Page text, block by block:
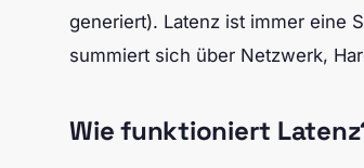
generiert). Latenz ist immer eine
summiert sich über Netzwerk,
Wie funktioniert